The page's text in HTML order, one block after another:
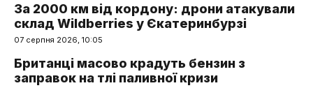
За 2000 км від кордону: дрони атакували
склад Wildberries у Єкатеринбурзі
07 серпня 2026, 10:05
Британці масово крадуть бензин з
заправок на тлі паливної кризи